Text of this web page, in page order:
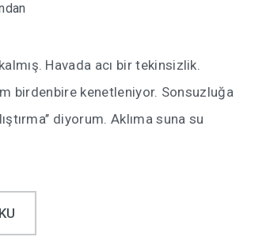
Havada acı bir tekinsizlik.
birdenbire kenetleniyor. Sonsuzluğa
diyorum. Aklıma suna su